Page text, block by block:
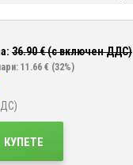
36.90€ (с включен ДДС)
11.66 € (32%)
КУПЕТЕ